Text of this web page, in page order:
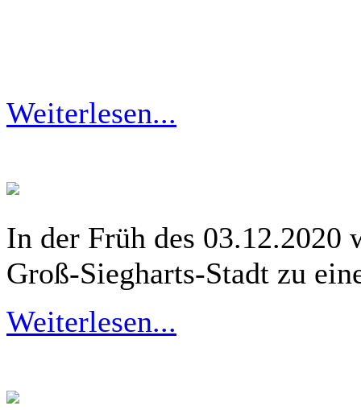
Weiterlesen...
In der Früh des
Groß-Siegharts-Stadt zu
Weiterlesen...